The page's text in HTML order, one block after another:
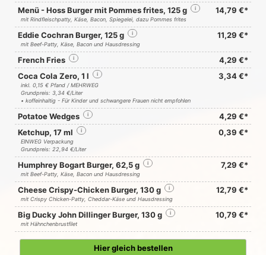
Menü - Hoss Burger mit Pommes frites, 125 g i 14,79 €*
mit Rindfleischpatty, Käse, Bacon, Spiegelei, dazu Pommes frites
Eddie Cochran Burger, 125 g i 11,29 €*
mit Beef-Patty, Käse, Bacon und Hausdressing
French Fries i
4,29 €*
Coca Cola Zero, 1 l
i 3,34 €*
inkl. 0,15 € Pfand / MEHRWEG
Grundpreis: 3,34 €/Liter
• koffeinhaltig - Für Kinder und schwangere Frauen nicht empfohlen
Potatoe Wedges i
4,29 €*
Ketchup, 17 ml
i 0,39 €*
EINWEG Verpackung
Grundpreis: 22,94 €/Liter
Humphrey Bogart Burger, 62,5 g i 7,29 €*
mit Beef-Patty, Käse, Bacon und Hausdressing
Cheese Crispy-Chicken Burger, 130 g i 12,79 €*
mit Crispy Chicken-Patty, Cheddar-Käse und Hausdressing
Big Ducky John Dillinger Burger, 130 g i 10,79 €*
mit Hähnchenbrustfilet
Hier gleich bestellen